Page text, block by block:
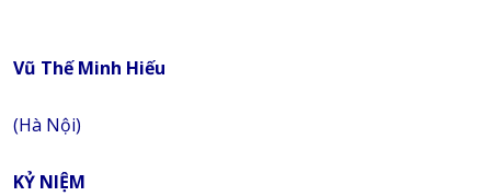
Vũ Thế Minh Hiếu
(Hà Nội)
KỶ NIỆM